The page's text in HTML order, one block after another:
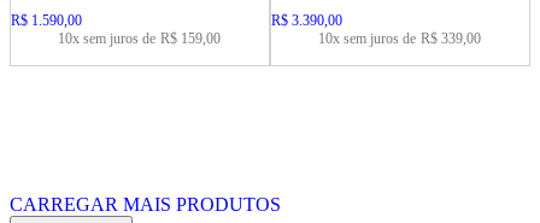
Price:
R$ 1.590,00
10x sem juros de R$ 159,00
Price:
R$ 3.390,00
10x sem juros de R$ 339,00
CARREGAR MAIS PRODUTOS